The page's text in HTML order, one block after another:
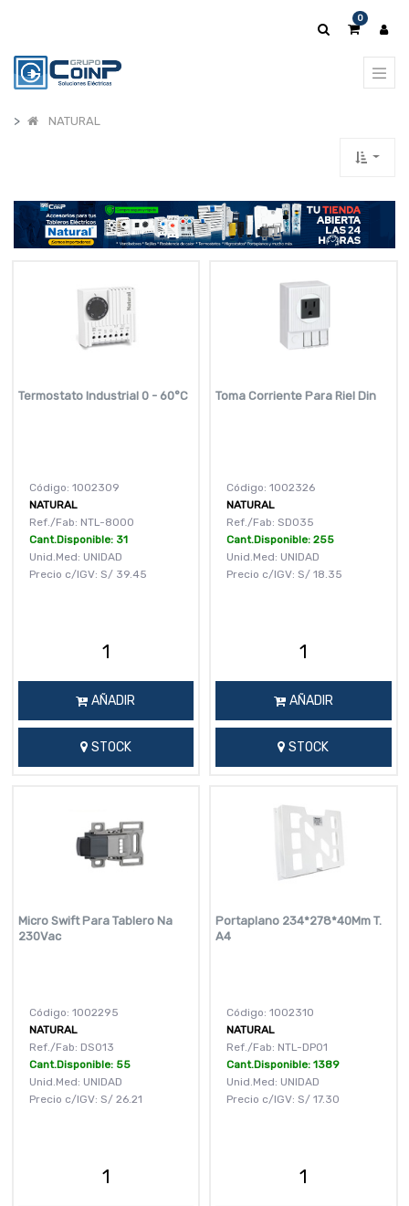
0
NATURAL
Termostato Industrial 0 - 60°C
Código: 1002309
NATURAL
Ref./Fab: NTL-8000
Cant.Disponible: 31
Unid.Med: UNIDAD
Precio c/IGV: S/ 39.45
AÑADIR
STOCK
Toma Corriente Para Riel Din
Código: 1002326
NATURAL
Ref./Fab: SD035
Cant.Disponible: 255
Unid.Med: UNIDAD
Precio c/IGV: S/ 18.35
AÑADIR
STOCK
Micro Swift Para Tablero Na
230Vac
Código: 1002295
NATURAL
Ref./Fab: DS013
Cant.Disponible: 55
Unid.Med: UNIDAD
Precio c/IGV: S/ 26.21
Portaplano 234*278*40Mm T.
A4
Código: 1002310
NATURAL
Ref./Fab: NTL-DP01
Cant.Disponible: 1389
Unid.Med: UNIDAD
Precio c/IGV: S/ 17.30